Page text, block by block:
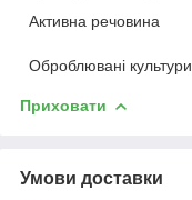
Активна речовина
Оброблювані культури
Приховати
Умови доставки